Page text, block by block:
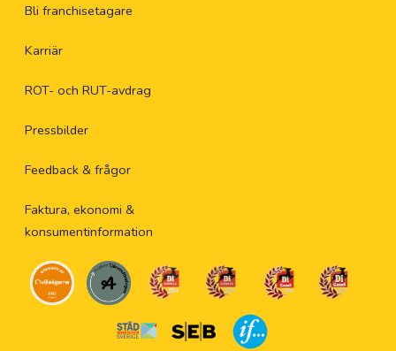
Bli franchisetagare
Karriär
ROT- och RUT-avdrag
Pressbilder
Feedback & frågor
Faktura, ekonomi &
konsumentinformation